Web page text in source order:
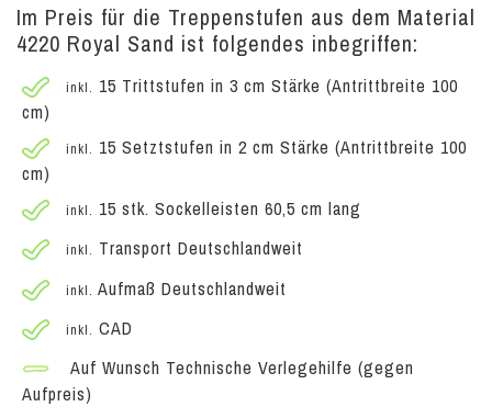
Im Preis für die Treppenstufen aus dem Material
4220 Royal Sand ist folgendes inbegriffen:
inkl. 15 Trittstufen in 3 cm Stärke (Antrittbreite 100
cm)
inkl. 15 Setztstufen in 2 cm Stärke (Antrittbreite 100
cm)
inkl. 15 stk. Sockelleisten 60,5 cm lang
inkl. Transport Deutschlandweit
inkl. Aufmaß Deutschlandweit
inkl. CAD
Auf Wunsch Technische Verlegehilfe (gegen
Aufpreis)